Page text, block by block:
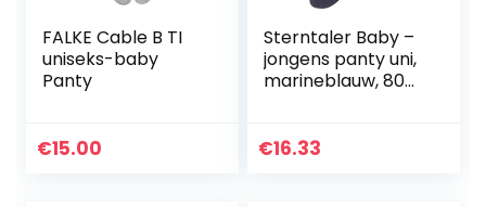
FALKE Cable B TI
uniseks-baby
Panty
€15.00
Sterntaler Baby –
jongens panty uni,
marineblauw, 80
€16.33